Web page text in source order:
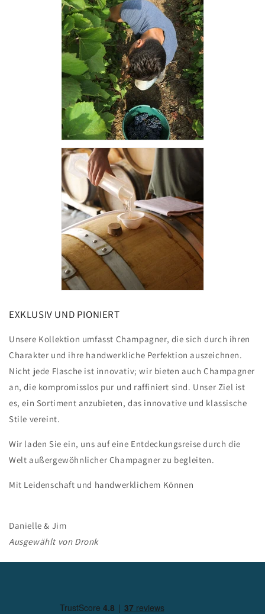
EXKLUSIV UND PIONIERT
Unsere Kollektion umfasst Champagner, die sich durch ihren
Charakter und ihre handwerkliche Perfektion auszeichnen.
Nicht jede Flasche ist innovativ; wir bieten auch Champagner
an, die kompromisslos pur und raffiniert sind. Unser Ziel ist
es, ein Sortiment anzubieten, das innovative und klassische
Stile vereint.
Wir laden Sie ein, uns auf eine Entdeckungsreise durch die
Welt außergewöhnlicher Champagner zu begleiten.
Mit Leidenschaft und handwerklichem Können
Danielle & Jim
Ausgewählt von Dronk